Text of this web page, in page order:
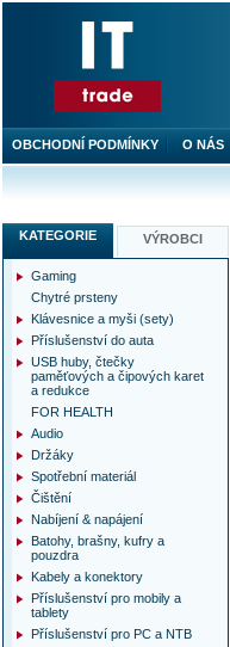
KATEGORIE VÝROBCI
Gaming
Chytré prsteny
Klávesnice a myši (sety)
Příslušenství do auta
USB huby, čtečky
paměťových a čipových karet
a redukce
FOR HEALTH
Audio
Držáky
Spotřební materiál
Čištění
Nabíjení & napájení
Batohy, brašny, kufry a
pouzdra
Kabely a konektory
Příslušenství pro mobily a
tablety
Příslušenství pro PC a NTB
OBCHODNÍ PODMÍNKY O NÁS